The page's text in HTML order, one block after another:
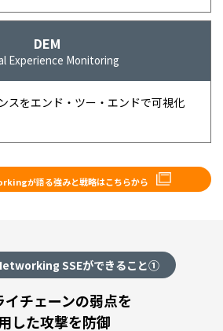
DEM
Experience Monitoring
スをエンド・ツー・エンドで可視化
が語る強みと戦略はこちらから
SSEができること①
イチェーンの弱点を
した攻撃を防御